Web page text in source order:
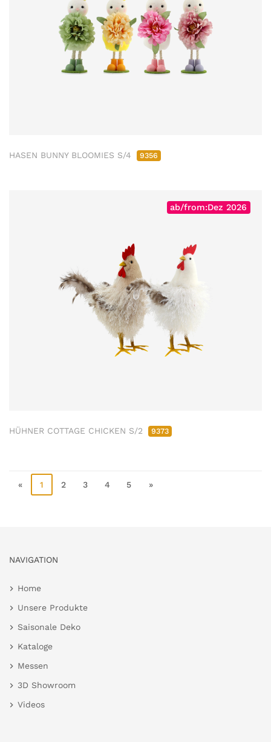
HASEN BUNNY BLOOMIES S/4 9356
ab/from:Dez 2026
HÜHNER COTTAGE CHICKEN S/2 9373
« 1 2 3 4 5 »
NAVIGATION
Home
Unsere Produkte
Saisonale Deko
Kataloge
Messen
3D Showroom
Videos